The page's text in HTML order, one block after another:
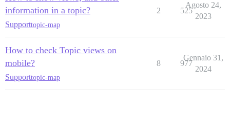
information in a topic?
Supporttopic-map
2 525
Agosto 24,
2023
How to check Topic views on
mobile?
Supporttopic-map
8 977
Gennaio 31,
2024